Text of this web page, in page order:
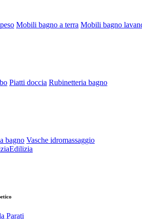
Mobili bagno a terra Mobili bagno
Piatti doccia Rubinetteria bagno
bagno Vasche idromassaggio
Edilizia
Parati